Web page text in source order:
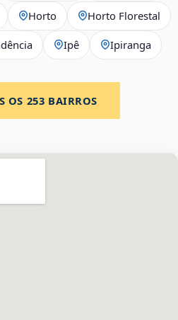
Horto Horto Florestal
Ipê Ipiranga
OS 253 BAIRROS